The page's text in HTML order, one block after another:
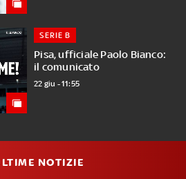
Pisa, ufficiale Paolo Bianco:
il comunicato
SERIE B
22 giu - 11:55
NOTIZIE